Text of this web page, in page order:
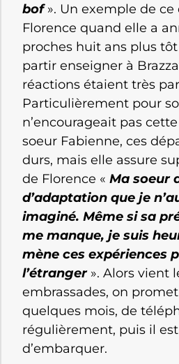
bof». Un exemple de
Florence quand elle a
proches huit ans plus
partir enseigner à
réactions étaient très
Particulièrement pour
n’encourageait pas
soeur Fabienne, ces
durs, mais elle assure
de Florence « Ma soeur
d’adaptation que je
imaginé. Même si sa
me manque, je suis
mène ces expériences
l’étranger». Alors vient
embrassades, on
quelques mois, de
régulièrement, puis il
d’embarquer.